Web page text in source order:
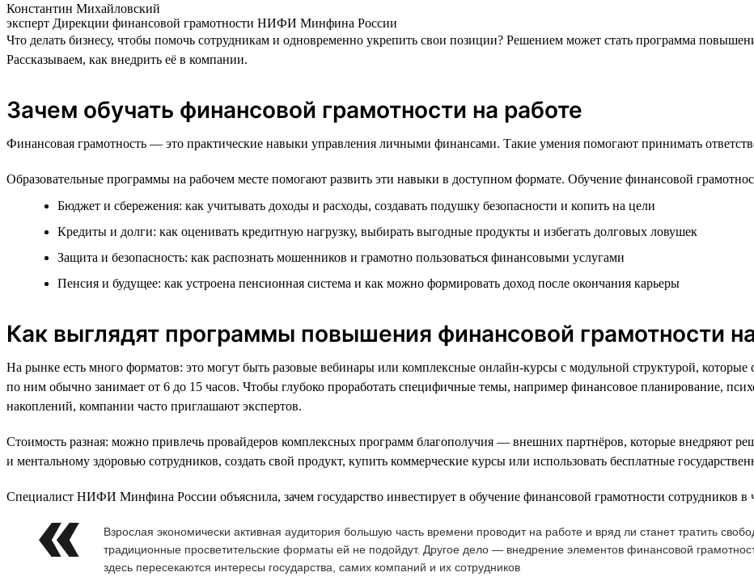
Константин Михайловский
эксперт Дирекции финансовой грамотности НИФИ Минфина России
Что делать бизнесу, чтобы помочь сотрудникам и одновременно укрепить свои позиции? Решением может стать программа
Рассказываем, как внедрить её в компании.
Зачем обучать финансовой грамотности на работе
Финансовая грамотность — это практические навыки управления личными финансами. Такие умения помогают принимать
Образовательные программы на рабочем месте помогают развить эти навыки в доступном формате. Обучение финансовой
Бюджет и сбережения: как учитывать доходы и расходы, создавать подушку безопасности и копить на цели
Кредиты и долги: как оценивать кредитную нагрузку, выбирать выгодные продукты и избегать долговых ловушек
Защита и безопасность: как распознать мошенников и грамотно пользоваться финансовыми услугами
Пенсия и будущее: как устроена пенсионная система и как можно формировать доход после окончания карьеры
Как выглядят программы повышения финансовой грамотности
На рынке есть много форматов: это могут быть разовые вебинары или комплексные онлайн-курсы с модульной структурой,
по ним обычно занимает от 6 до 15 часов. Чтобы глубоко проработать специфичные темы, например финансовое планирование,
накоплений, компании часто приглашают экспертов.
Стоимость разная: можно привлечь провайдеров комплексных программ благополучия — внешних партнёров, которые внедряют
и ментальному здоровью сотрудников, создать свой продукт, купить коммерческие курсы или использовать бесплатные
Специалист НИФИ Минфина России объяснила, зачем государство инвестирует в обучение финансовой грамотности сотрудников в
Взрослая экономически активная аудитория большую часть времени проводит на работе и вряд ли станет тратить
традиционные просветительские форматы ей не подойдут. Другое дело — внедрение элементов финансовой
здесь пересекаются интересы государства, самих компаний и их сотрудников